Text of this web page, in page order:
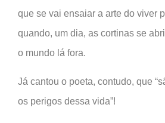
que se vai ensaiar a arte do viver
quando, um dia, as cortinas se
o mundo lá fora.
Já cantou o poeta, contudo, que
os perigos dessa vida”!